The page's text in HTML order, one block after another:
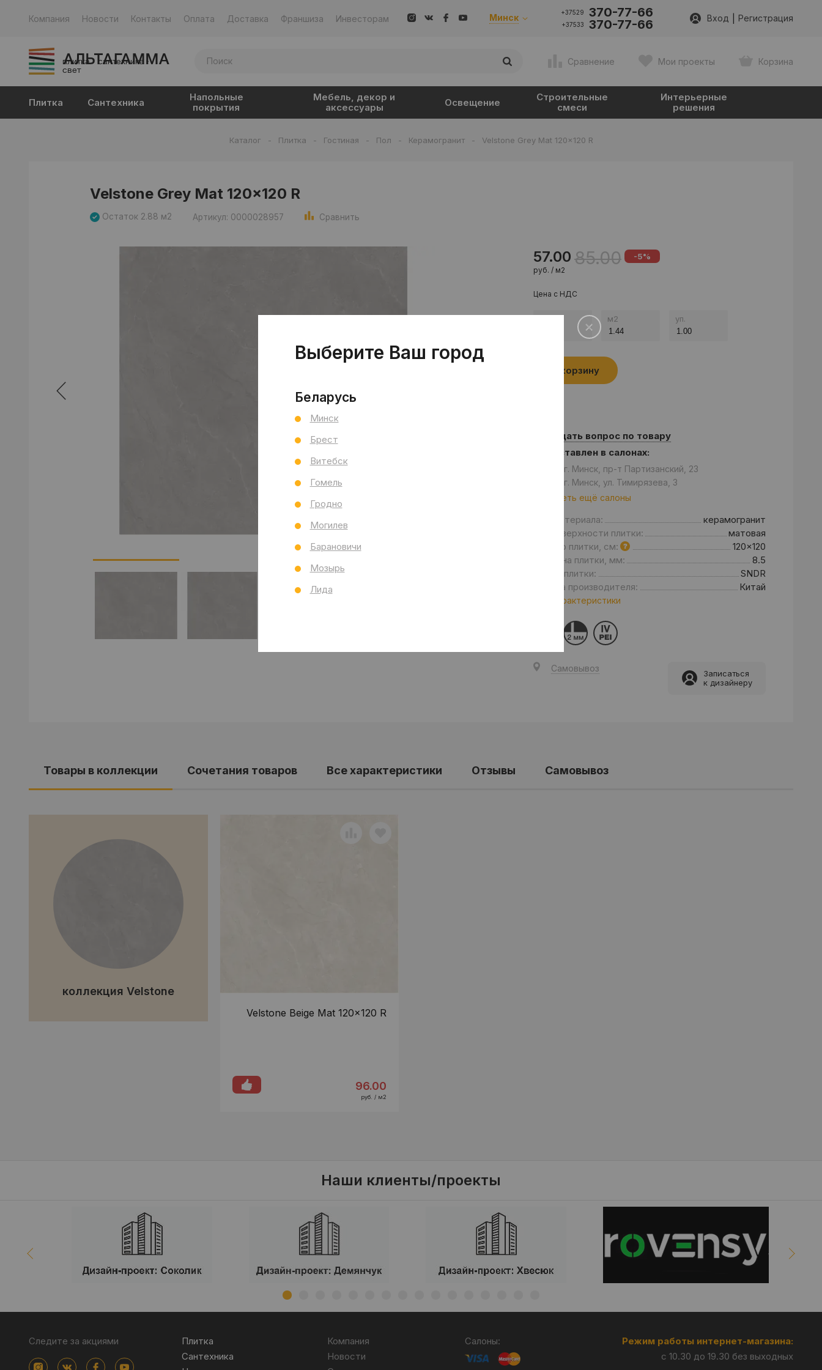
Компания Новости Контакты Оплата Доставка Франшиза Инвесторам Минск +37529 370-77-66
+37533 370-77-66 Вход Регистрация
плитка · сантехника ·
свет
Сравнение Мои проекты Корзина
Плитка Сантехника
Напольные
покрытия
Мебель, декор и
аксессуары
Освещение
Строительные
смеси
Интерьерные
решения
Каталог - Плитка - Гостиная - Пол - Керамогранит - Velstone Grey Mat 120x120 R
Velstone Grey Mat 120x120 R
Остаток 2.88 м2 Артикул: 0000028957 Сравнить
57.00
руб. / м2
85.00 -5%
Цена с НДС
м2 уп.
В корзину
Задать вопрос по товару
Представлен в салонах:
Салон: г. Минск, пр-т Партизанский, 23
Салон: г. Минск, ул. Тимирязева, 3
Смотреть ещё салоны
Вид материала:
керамогранит
Тип поверхности плитки:
матовая
Размер плитки, см:
120x120
Толщина плитки, мм:
8.5
Бренд плитки:
SNDR
Страна производителя:
Китай
Все характеристики
Самовывоз
Записаться
к дизайнеру
Товары в коллекции
коллекция Velstone
Velstone Beige Mat 120x120 R
96.00
руб. / м2
Cочетания товаров Все характеристики Отзывы Самовывоз
Наши клиенты/проекты
Следите за акциями
Плитка
Сантехника
Компания
Новости
Салоны:
Режим работы интернет-магазина:
с 10.30 до 19.30 без выходных
Выберите Ваш город
Беларусь
Минск
Брест
Витебск
Гомель
Гродно
Могилев
Барановичи
Мозырь
Лида